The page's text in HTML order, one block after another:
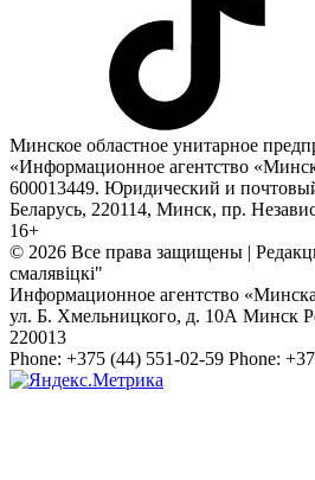
Минское областное унитарное
«Информационное агентство
600013449. Юридический и
Беларусь, 220114, Минск, пр.
16+
© 2026 Все права защищены |
смалявiцкi"
Информационное агентство
ул. Б. Хмельницкого, д. 10А Минск
220013
Phone: +375 (44) 551-02-59 Phone: